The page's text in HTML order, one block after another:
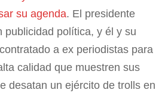
su agenda. El presidente
publicidad política, y él y su
a ex periodistas para
calidad que muestren sus
desatan un ejército de trolls en